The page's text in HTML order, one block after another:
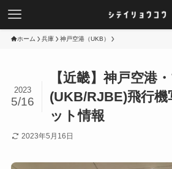
ホーム 兵庫 神戸空港（UKB）
【近畿】神戸空港
(UKB/RJBE)飛行機
ット情報
2023
5/16
2023年5月16日